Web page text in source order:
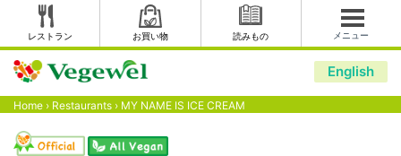
レストラン お買い物 読みもの メニュー
English
Home › Restaurants › MY NAME IS ICE CREAM